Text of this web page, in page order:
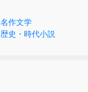
名作文学
歴史・時代小説